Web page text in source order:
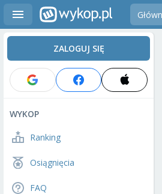
ZALOGUJ SIĘ
WYKOP
Ranking
Osiągnięcia
FAQ